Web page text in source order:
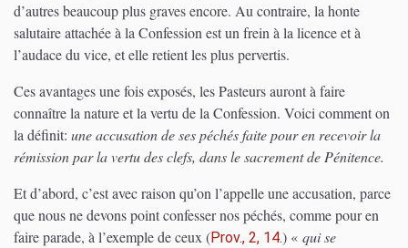
d’autres beaucoup plus graves encore. Au contraire, la honte
salutaire attachée à la Confession est un frein à la licence et à
l’audace du vice, et elle retient les plus pervertis.
Ces avantages une fois exposés, les Pasteurs auront à faire
connaître la nature et la vertu de la Confession. Voici comment on
la définit: une accusation de ses péchés faite pour en recevoir la
rémission par la vertu des clefs, dans le sacrement de Pénitence.
Et d’abord, c’est avec raison qu’on l’appelle une accusation, parce
que nous ne devons point confesser nos péchés, comme pour en
faire parade, à l’exemple de ceux(Prov., 2, 14.) « qui se